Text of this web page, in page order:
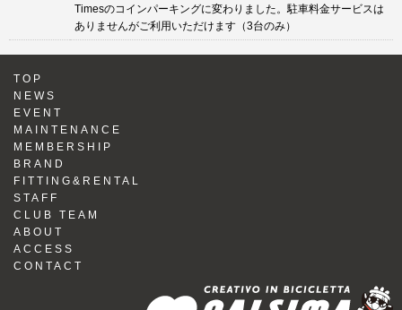
Timesのコインパーキングに変わりました。駐車料金サービスは
ありませんがご利用いただけます（3台のみ）
TOP
NEWS
EVENT
MAINTENANCE
MEMBERSHIP
BRAND
FITTING&RENTAL
STAFF
CLUB TEAM
ABOUT
ACCESS
CONTACT